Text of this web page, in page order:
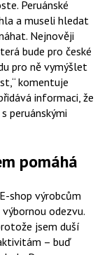
Peruánské
a museli hledat
Nejnověji
bude pro české
pro ně vymýšlet
komentuje
informaci, že
peruánskými
pomáhá
E-shop výrobcům
odezvu.
jsem duší
– buď